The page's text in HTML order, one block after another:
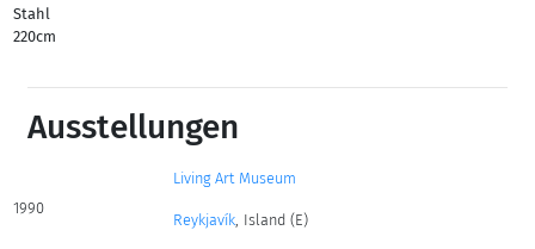
Stahl
220cm
Ausstellungen
1990
Living Art Museum
Reykjavík, Island (E)